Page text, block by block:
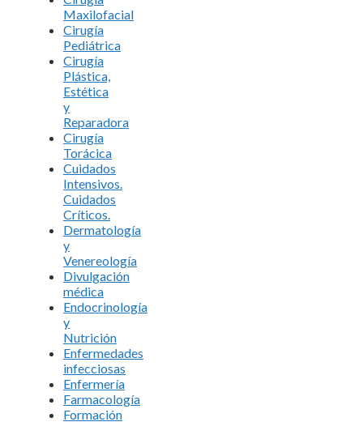
Maxilofacial
Cirugía
Pediátrica
Cirugía
Plástica,
Estética
y
Reparadora
Cirugía
Torácica
Cuidados
Intensivos.
Cuidados
Críticos.
Dermatología
y
Venereología
Divulgación
médica
Endocrinología
y
Nutrición
Enfermedades
infecciosas
Enfermería
Farmacología
Formación